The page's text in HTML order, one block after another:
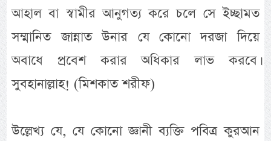
আহাল বা স্বামীর আনুগত্য করে চলে সে ইচ্ছামত
সম্মানিত জান্নাত উনার যে কোনো দরজা দিয়ে
অবাধে প্রবেশ করার অধিকার লাভ করবে।
সুবহানাল্লাহ! (মিশকাত শরীফ)
উল্লেখ্য যে, যে কোনো জ্ঞানী ব্যক্তি পবিত্র কুরআন